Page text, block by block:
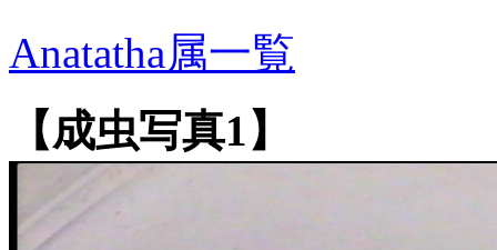
Anatatha属一覧
【成虫写真1】